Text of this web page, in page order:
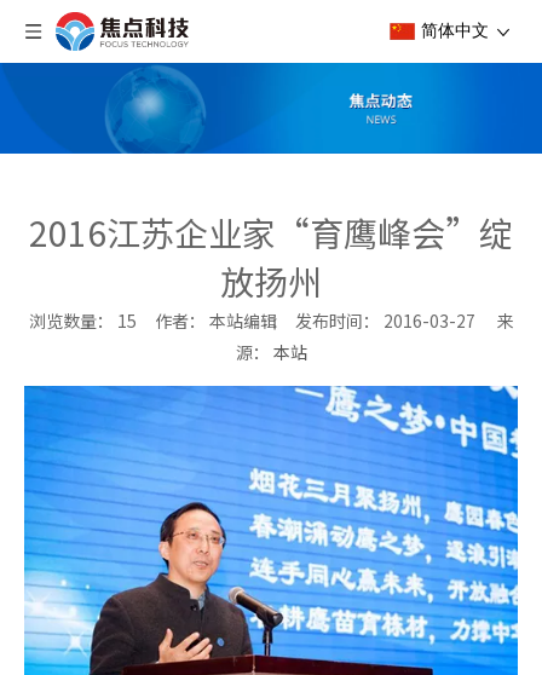
简体中文
2016江苏企业家“育鹰峰会”绽
放扬州
浏览数量： 15 作者： 本站编辑 发布时间： 2016-03-27 来
源： 本站
["wechat","weibo","qzone","douban","email"]